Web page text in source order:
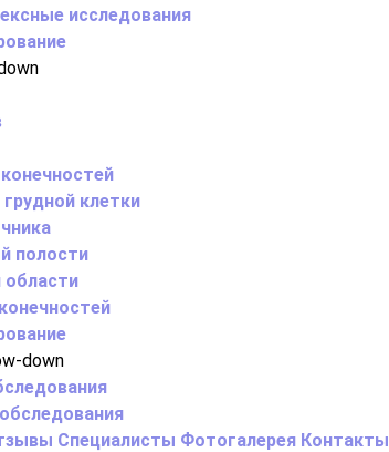
исследования
клетки
полости
области
Специалисты Фотогалерея Контакты